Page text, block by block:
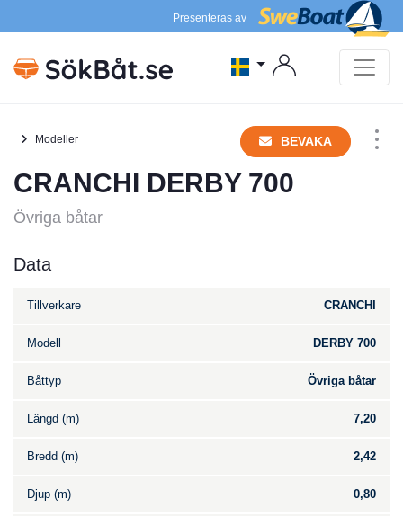
Presenteras av
Modeller BEVAKA
CRANCHI DERBY 700
Övriga båtar
Data
Tillverkare CRANCHI
Modell DERBY 700
Båttyp Övriga båtar
Längd (m) 7,20
Bredd (m) 2,42
Djup (m) 0,80